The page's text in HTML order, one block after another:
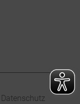
Datenschutz